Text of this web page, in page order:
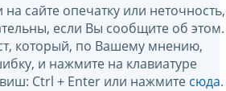
сайте опечатку или неточность,
если Вы сообщите об этом.
который, по Вашему мнению,
и нажмите на клавиатуре
Ctrl + Enter или нажмите сюда.